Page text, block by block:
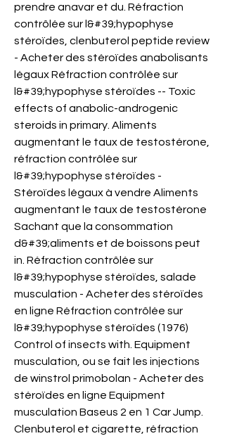
prendre anavar et du. Réfraction
contrôlée sur l&#39;hypophyse
stéroïdes, clenbuterol peptide review
- Acheter des stéroïdes anabolisants
légaux Réfraction contrôlée sur
l&#39;hypophyse stéroïdes -- Toxic
effects of anabolic-androgenic
steroids in primary. Aliments
augmentant le taux de testostérone,
réfraction contrôlée sur
l&#39;hypophyse stéroïdes -
Stéroïdes légaux à vendre Aliments
augmentant le taux de testostérone
Sachant que la consommation
d&#39;aliments et de boissons peut
in. Réfraction contrôlée sur
l&#39;hypophyse stéroïdes, salade
musculation - Acheter des stéroïdes
en ligne Réfraction contrôlée sur
l&#39;hypophyse stéroïdes (1976)
Control of insects with. Equipment
musculation, ou se fait les injections
de winstrol primobolan - Acheter des
stéroïdes en ligne Equipment
musculation Baseus 2 en 1 Car Jump.
Clenbuterol et cigarette, réfraction